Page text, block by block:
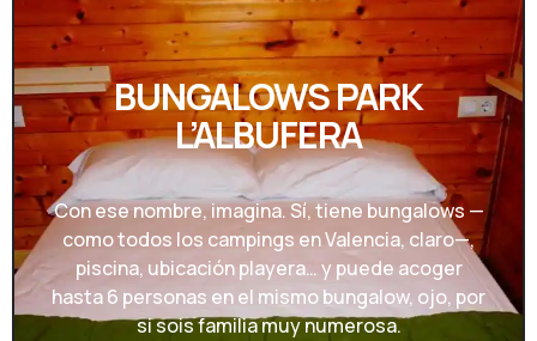
BUNGALOWS PARK
L’ALBUFERA
Con ese nombre, imagina. Sí, tiene bungalows —
como todos los campings en Valencia, claro—,
piscina, ubicación playera… y puede acoger
hasta 6 personas en el mismo bungalow, ojo, por
si sois familia muy numerosa.